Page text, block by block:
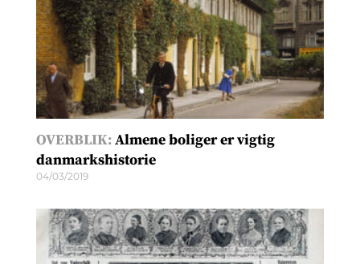
OVERBLIK:Almene boliger er vigtig
danmarkshistorie
04/03/2019